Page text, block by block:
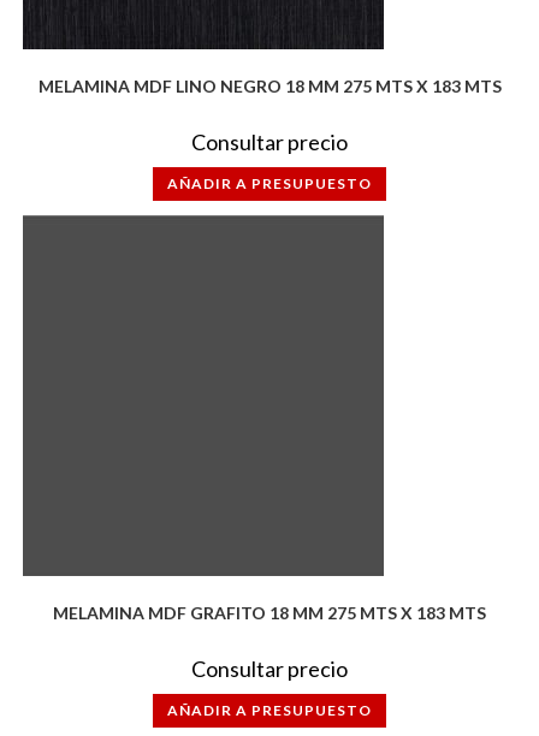
MELAMINA MDF LINO NEGRO 18 MM 275 MTS X 183 MTS
Consultar precio
AÑADIR A PRESUPUESTO
MELAMINA MDF GRAFITO 18 MM 275 MTS X 183 MTS
Consultar precio
AÑADIR A PRESUPUESTO